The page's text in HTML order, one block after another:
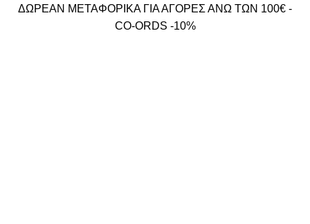
ΔΩΡΕΑΝ ΜΕΤΑΦΟΡΙΚΑ ΓΙΑ ΑΓΟΡΕΣ ΑΝΩ ΤΩΝ 100€ -
CO-ORDS -10%